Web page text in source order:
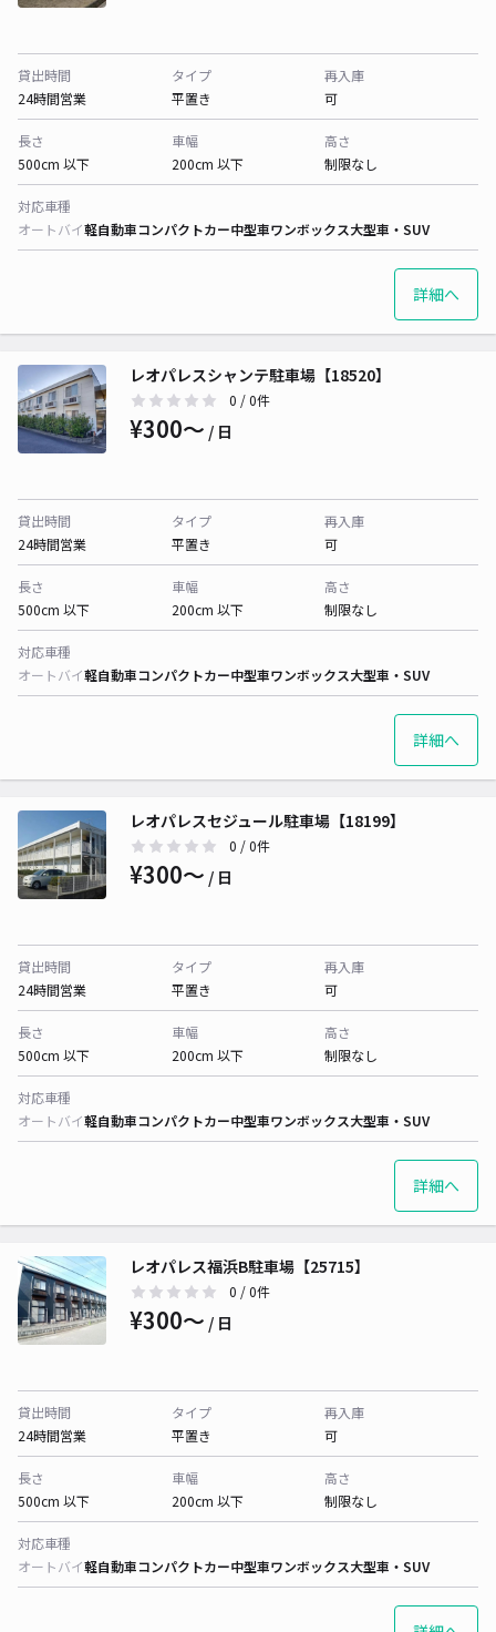
貸出時間
24時間営業
タイプ
平置き
再入庫
可
長さ
500cm 以下
車幅
200cm 以下
高さ
制限なし
対応車種
オートバイ軽自動車コンパクトカー中型車ワンボックス大型車・SUV
詳細へ
レオパレスシャンテ駐車場【18520】
0 / 0件
¥300〜 / 日
貸出時間
24時間営業
タイプ
平置き
再入庫
可
長さ
500cm 以下
車幅
200cm 以下
高さ
制限なし
対応車種
オートバイ軽自動車コンパクトカー中型車ワンボックス大型車・SUV
詳細へ
レオパレスセジュール駐車場【18199】
0 / 0件
¥300〜 / 日
貸出時間
24時間営業
タイプ
平置き
再入庫
可
長さ
500cm 以下
車幅
200cm 以下
高さ
制限なし
対応車種
オートバイ軽自動車コンパクトカー中型車ワンボックス大型車・SUV
詳細へ
レオパレス福浜B駐車場【25715】
0 / 0件
¥300〜 / 日
貸出時間
24時間営業
タイプ
平置き
再入庫
可
長さ
500cm 以下
車幅
200cm 以下
高さ
制限なし
対応車種
オートバイ軽自動車コンパクトカー中型車ワンボックス大型車・SUV